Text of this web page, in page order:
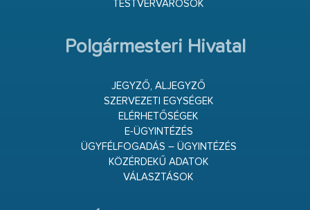
TESTVÉRVÁROSOK
Polgármesteri Hivatal
JEGYZŐ, ALJEGYZŐ
SZERVEZETI EGYSÉGEK
ELÉRHETŐSÉGEK
E-ÜGYINTÉZÉS
ÜGYFÉLFOGADÁS – ÜGYINTÉZÉS
KÖZÉRDEKŰ ADATOK
VÁLASZTÁSOK